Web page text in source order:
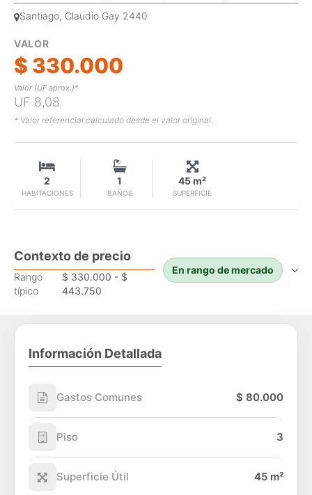
Santiago, Claudio Gay 2440
VALOR
$ 330.000
Valor (UF aprox.)*
UF 8,08
* Valor referencial calculado desde el valor original.
HABITACIONES
2
BAÑOS
1
SUPERFICIE
45 m²
Contexto de precio
Rango
típico
$ 330.000 - $
443.750
En rango de mercado
Información Detallada
Gastos Comunes $ 80.000
Piso 3
Superficie Útil 45 m²